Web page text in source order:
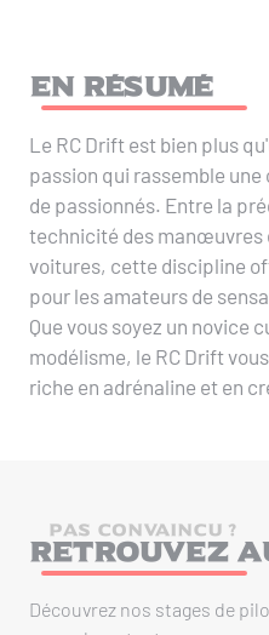
En résumé
Le RC Drift est bien plus
passion qui rassemble
de passionnés. Entre la
technicité des manœuvres
voitures, cette discipline
pour les amateurs de
Que vous soyez un novice
modélisme, le RC Drift
riche en adrénaline et en
PAS CONVAINCU ?
Retrouvez
Découvrez nos stages de